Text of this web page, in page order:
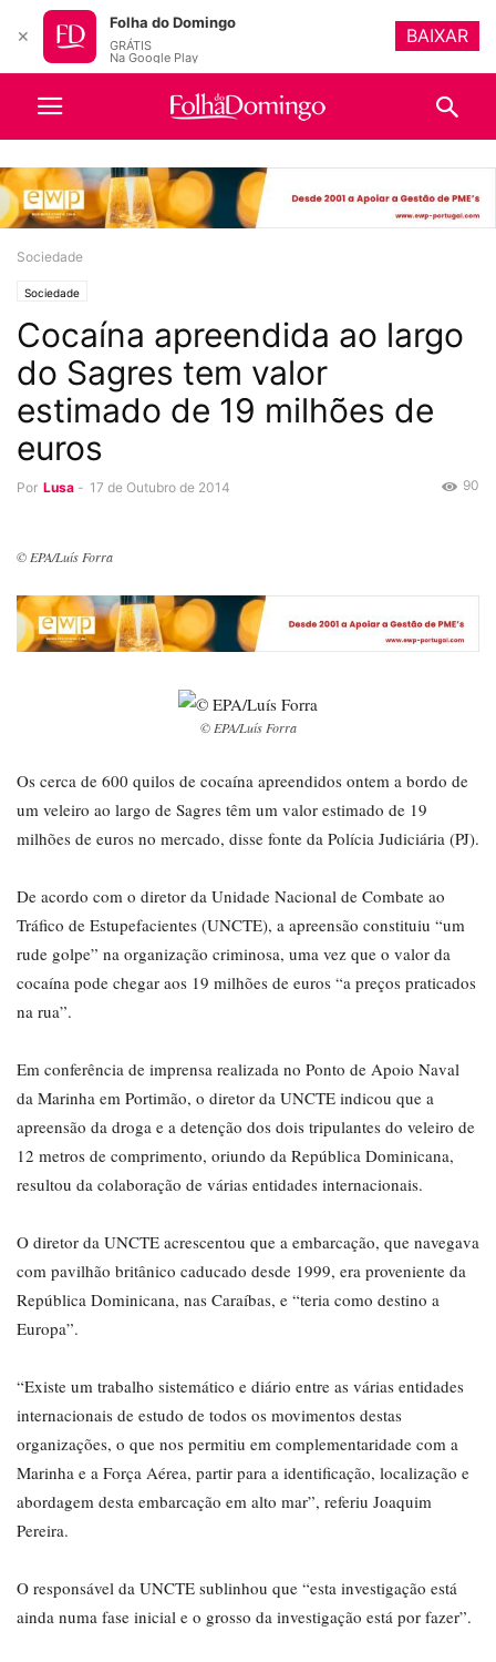
Sociedade
Sociedade
Cocaína apreendida ao largo
do Sagres tem valor
estimado de 19 milhões de
euros
Por Lusa - 17 de Outubro de 2014 90
© EPA/Luís Forra
© EPA/Luís Forra
Os cerca de 600 quilos de cocaína apreendidos ontem a bordo de
um veleiro ao largo de Sagres têm um valor estimado de 19
milhões de euros no mercado, disse fonte da Polícia Judiciária (PJ).
De acordo com o diretor da Unidade Nacional de Combate ao
Tráfico de Estupefacientes (UNCTE), a apreensão constituiu “um
rude golpe” na organização criminosa, uma vez que o valor da
cocaína pode chegar aos 19 milhões de euros “a preços praticados
na rua”.
Em conferência de imprensa realizada no Ponto de Apoio Naval
da Marinha em Portimão, o diretor da UNCTE indicou que a
apreensão da droga e a detenção dos dois tripulantes do veleiro de
12 metros de comprimento, oriundo da República Dominicana,
resultou da colaboração de várias entidades internacionais.
O diretor da UNCTE acrescentou que a embarcação, que navegava
com pavilhão britânico caducado desde 1999, era proveniente da
República Dominicana, nas Caraíbas, e “teria como destino a
Europa”.
“Existe um trabalho sistemático e diário entre as várias entidades
internacionais de estudo de todos os movimentos destas
organizações, o que nos permitiu em complementaridade com a
Marinha e a Força Aérea, partir para a identificação, localização e
abordagem desta embarcação em alto mar”, referiu Joaquim
Pereira.
O responsável da UNCTE sublinhou que “esta investigação está
ainda numa fase inicial e o grosso da investigação está por fazer”.
✕
Folha do Domingo
GRÁTIS
Na Google Play
BAIXAR